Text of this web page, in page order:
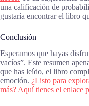
una calificación de
gustaría encontrar el libro
Conclusión
Esperamos que hayas
vacíos”. Este resumen
que has leído, el libro
emoción. ¿Listo para
más? Aquí tienes el enlace